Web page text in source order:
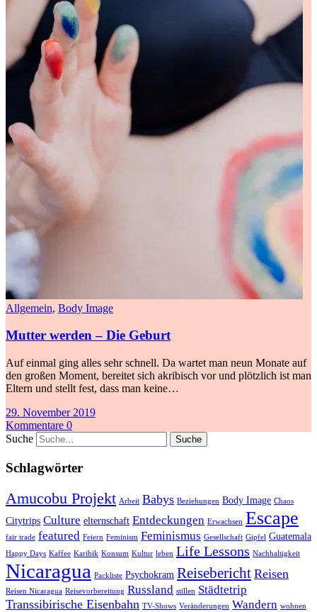
Allgemein, Body Image
Mutter werden – Die Geburt
Auf einmal ging alles sehr schnell. Da wartet man neun Monate auf
den großen Moment, bereitet sich akribisch vor und plötzlich ist man
Eltern und stellt fest, dass man keine…
29. November 2019
Kommentare 0
Suche
Schlagwörter
Amucobu Projekt Arbeit Babys Beziehungen Body Image Chaos
Citytrips Culture elternschaft Entdeckungen Erwachsen Escape
fair trade featured Feiern Feminism Feminismus Gesellschaft Gipfel Guatemala
Happy Days Kaffee Karibik Konsum Kultur leben Life Lessons Nachhaltigkeit
Nicaragua Packliste Psychokram Reisebericht Reisen
Reisen Nicaragua Reisevorbereitung Russland stillen Städtetrip
Transsibirische Eisenbahn TV-Shows Veränderungen Wandern wohnen